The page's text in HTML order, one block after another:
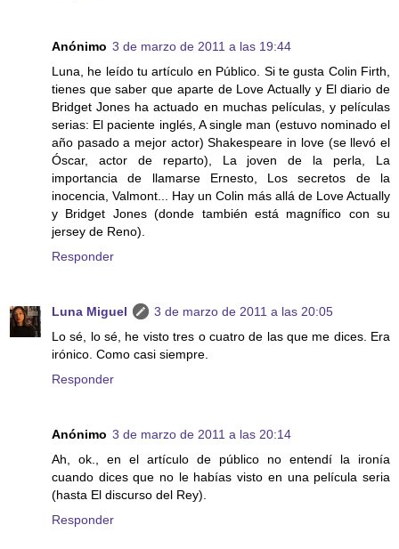
Anónimo 3 de marzo de 2011 a las 19:44
Luna, he leído tu artículo en Público. Si te gusta Colin Firth,
tienes que saber que aparte de Love Actually y El diario de
Bridget Jones ha actuado en muchas películas, y películas
serias: El paciente inglés, A single man (estuvo nominado el
año pasado a mejor actor) Shakespeare in love (se llevó el
Óscar, actor de reparto), La joven de la perla, La
importancia de llamarse Ernesto, Los secretos de la
inocencia, Valmont... Hay un Colin más allá de Love Actually
y Bridget Jones (donde también está magnífico con su
jersey de Reno).
Responder
Luna Miguel
3 de marzo de 2011 a las 20:05
Lo sé, lo sé, he visto tres o cuatro de las que me dices. Era
irónico. Como casi siempre.
Responder
Anónimo 3 de marzo de 2011 a las 20:14
Ah, ok., en el artículo de público no entendí la ironía
cuando dices que no le habías visto en una película seria
(hasta El discurso del Rey).
Responder